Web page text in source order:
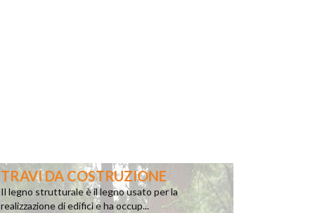
TRAVI DA COSTRUZIONE
Il legno strutturale è il legno usato per la
realizzazione di edifici e ha occup...